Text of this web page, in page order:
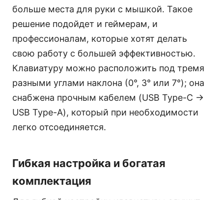
больше места для руки с мышкой. Такое
решение подойдет и геймерам, и
профессионалам, которые хотят делать
свою работу с большей эффективностью.
Клавиатуру можно расположить под тремя
разными углами наклона (0°, 3° или 7°); она
снабжена прочным кабелем (USB Type-C ->
USB Type-A), который при необходимости
легко отсоединяется.
Гибкая настройка и богатая
комплектация